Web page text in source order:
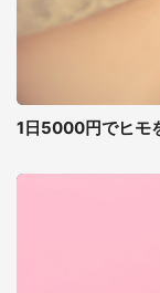
1日5000円でヒモ